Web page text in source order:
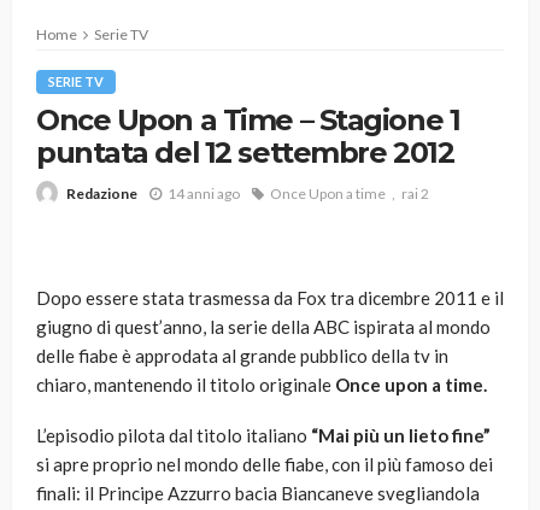
Home Serie TV
SERIE TV
Once Upon a Time – Stagione 1
puntata del 12 settembre 2012
Redazione 14 anni ago Once Upon a time rai 2
Dopo essere stata trasmessa da Fox tra dicembre 2011 e il
giugno di quest’anno, la serie della ABC ispirata al mondo
delle fiabe è approdata al grande pubblico della tv in
chiaro, mantenendo il titolo originale Once upon a time.
L’episodio pilota dal titolo italiano “Mai più un lieto fine”
si apre proprio nel mondo delle fiabe, con il più famoso dei
finali: il Principe Azzurro bacia Biancaneve svegliandola